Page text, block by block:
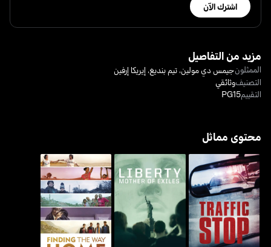
اشترك الآن
مزيد من التفاصيل
الممثلونجيمس دي مولين،تيم بنديغ، إيريكا إرفين
التصنيفوثائقي
التقييمPG15
محتوى مماثل
ترافيك ستوب لبيرتي: ماذر أوف إكسايلز فايندنغ ذا واي هوم